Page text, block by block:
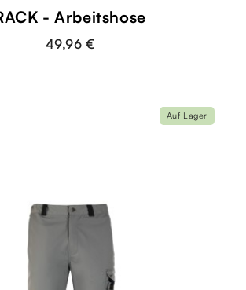
- Arbeitshose
49,96 €
Auf Lager